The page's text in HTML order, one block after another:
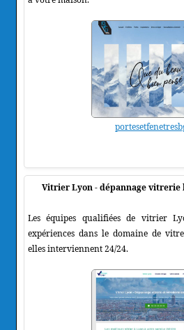
Vitrier Lyon - dépannage vitrerie
Les équipes qualifiées de vitrier
expériences dans le domaine de
elles interviennent 24/24.